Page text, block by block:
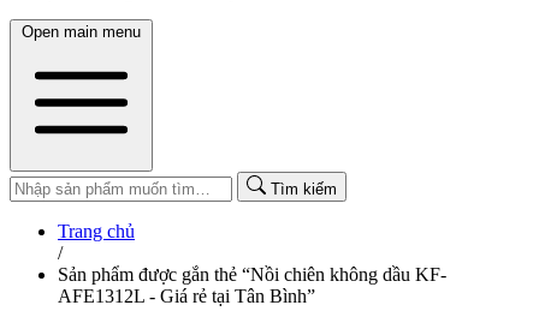
Open main menu
Tìm kiếm
Trang chủ
/
Sản phẩm được gắn thẻ “Nồi chiên không dầu KF-
AFE1312L - Giá rẻ tại Tân Bình”